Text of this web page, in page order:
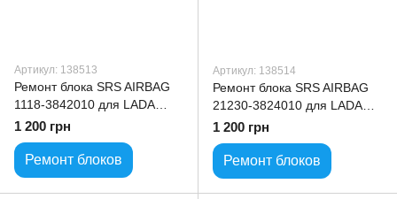
Артикул: 138513
Ремонт блока SRS AIRBAG
1118-3842010 для LADA
LADA
1 200 грн
Ремонт блоков
Артикул: 138514
Ремонт блока SRS AIRBAG
21230-3824010 для LADA
LADA
1 200 грн
Ремонт блоков